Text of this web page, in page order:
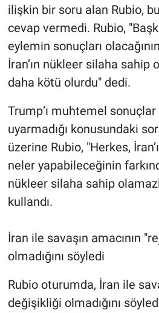
ilişkin bir soru alan Rubio,
cevap vermedi. Rubio,
eylemin sonuçları
İran’ın nükleer silaha sahip
daha kötü olurdu" dedi.
Trump’ı muhtemel
uyarmadığı konusundaki
üzerine Rubio, "Herkes,
neler yapabileceğinin
nükleer silaha sahip
kullandı.
İran ile savaşın amacının
olmadığını söyledi
Rubio oturumda, İran ile
değişikliği olmadığını